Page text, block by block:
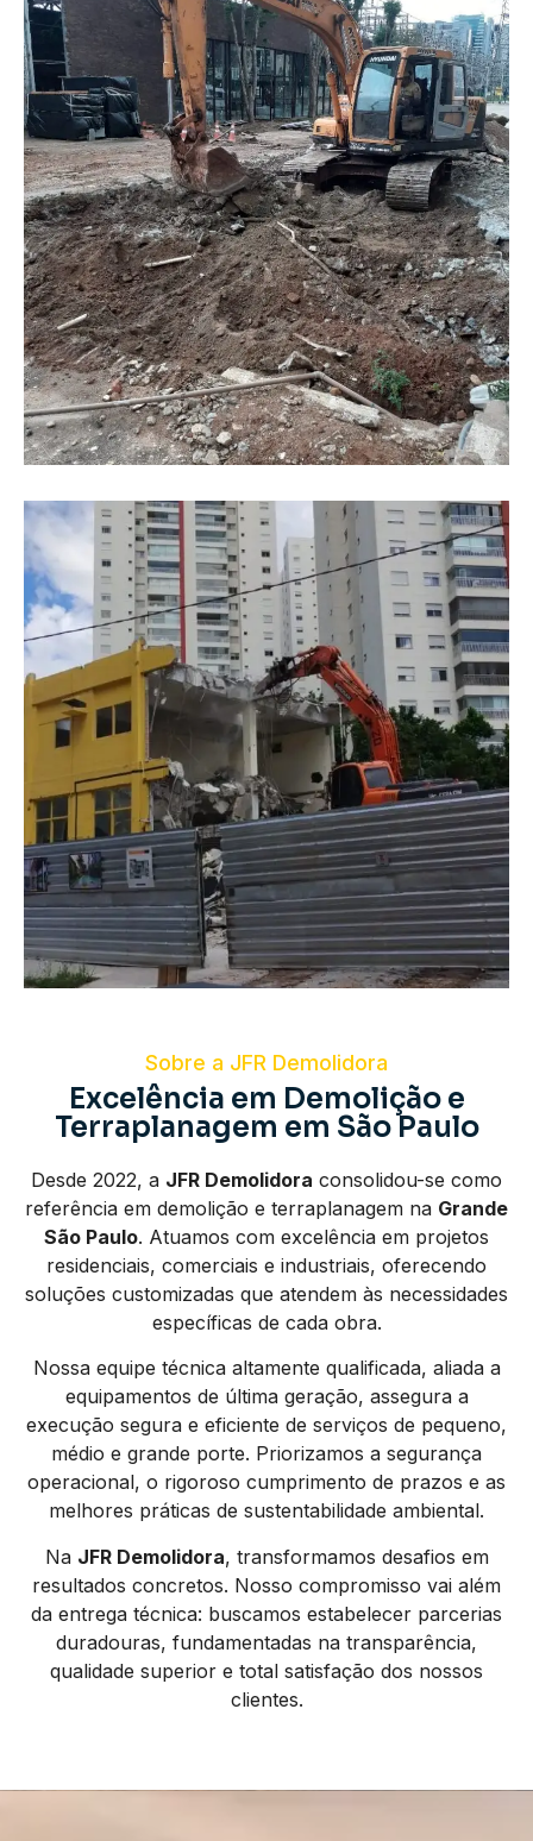
Sobre a JFR Demolidora
Excelência em Demolição e
Terraplanagem em São Paulo
Desde 2022, a JFR Demolidora consolidou-se como
referência em demolição e terraplanagem na Grande
São Paulo. Atuamos com excelência em projetos
residenciais, comerciais e industriais, oferecendo
soluções customizadas que atendem às necessidades
específicas de cada obra.
Nossa equipe técnica altamente qualificada, aliada a
equipamentos de última geração, assegura a
execução segura e eficiente de serviços de pequeno,
médio e grande porte. Priorizamos a segurança
operacional, o rigoroso cumprimento de prazos e as
melhores práticas de sustentabilidade ambiental.
Na JFR Demolidora, transformamos desafios em
resultados concretos. Nosso compromisso vai além
da entrega técnica: buscamos estabelecer parcerias
duradouras, fundamentadas na transparência,
qualidade superior e total satisfação dos nossos
clientes.